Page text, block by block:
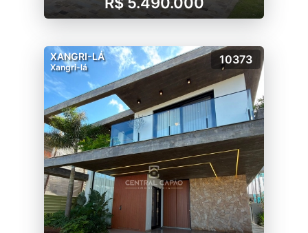
XANGRI-LÁ
Xangri-lá
10373